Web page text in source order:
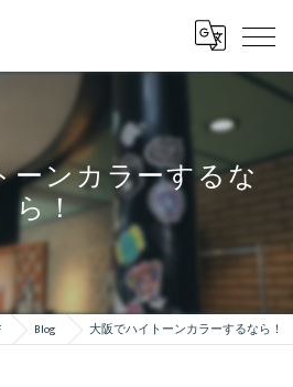
ーンカラーするな
ら！
Blog 大阪でハイトーンカラーするなら！